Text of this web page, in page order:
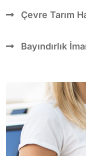
Çevre Tarım
Bayındırlık